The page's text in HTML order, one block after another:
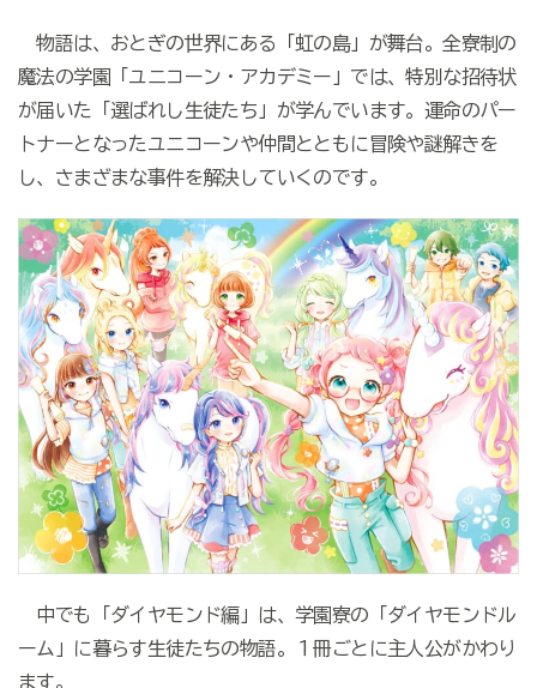
物語は、おとぎの世界にある「虹の島」が舞台。全寮制の
魔法の学園「ユニコーン・アカデミー」では、特別な招待状
が届いた「選ばれし生徒たち」が学んでいます。運命のパー
トナーとなったユニコーンや仲間とともに冒険や謎解きを
し、さまざまな事件を解決していくのです。
中でも「ダイヤモンド編」は、学園寮の「ダイヤモンドル
ーム」に暮らす生徒たちの物語。１冊ごとに主人公がかわり
ます。